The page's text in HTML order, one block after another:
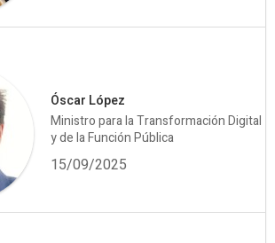
Óscar López
Ministro para la Transformación Digital
y de la Función Pública
15/09/2025